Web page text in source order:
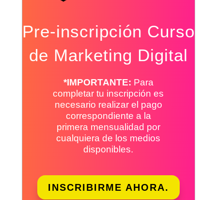
Pre-inscripción Curso
de Marketing Digital
*IMPORTANTE: Para
completar tu inscripción es
necesario realizar el pago
correspondiente a la
primera mensualidad por
cualquiera de los medios
disponibles.
INSCRIBIRME AHORA.